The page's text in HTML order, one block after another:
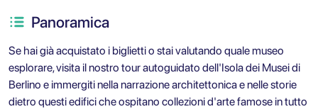
Panoramica
Se hai già acquistato i biglietti o stai valutando quale museo
esplorare, visita il nostro tour autoguidato dell'Isola dei Musei di
Berlino e immergiti nella narrazione architettonica e nelle storie
dietro questi edifici che ospitano collezioni d'arte famose in tutto